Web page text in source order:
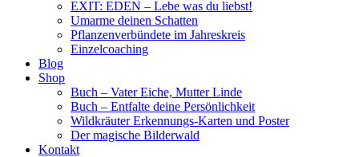
EXIT: EDEN – Lebe was du liebst!
Umarme deinen Schatten
Pflanzenverbündete im Jahreskreis
Einzelcoaching
Blog
Shop
Buch – Vater Eiche, Mutter Linde
Buch – Entfalte deine Persönlichkeit
Wildkräuter Erkennungs-Karten und Poster
Der magische Bilderwald
Kontakt